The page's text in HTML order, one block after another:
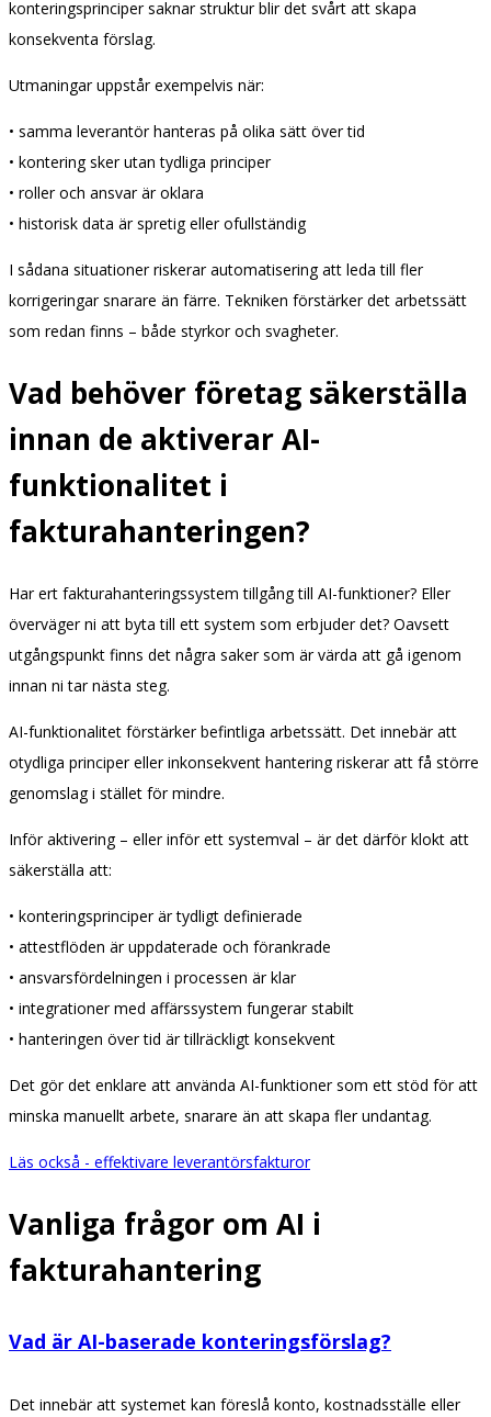
konteringsprinciper saknar struktur blir det svårt att skapa
konsekventa förslag.
Utmaningar uppstår exempelvis när:
• samma leverantör hanteras på olika sätt över tid
• kontering sker utan tydliga principer
• roller och ansvar är oklara
• historisk data är spretig eller ofullständig
I sådana situationer riskerar automatisering att leda till fler
korrigeringar snarare än färre. Tekniken förstärker det arbetssätt
som redan finns – både styrkor och svagheter.
Vad behöver företag säkerställa
innan de aktiverar AI-
funktionalitet i
fakturahanteringen?
Har ert fakturahanteringssystem tillgång till AI-funktioner? Eller
överväger ni att byta till ett system som erbjuder det? Oavsett
utgångspunkt finns det några saker som är värda att gå igenom
innan ni tar nästa steg.
AI-funktionalitet förstärker befintliga arbetssätt. Det innebär att
otydliga principer eller inkonsekvent hantering riskerar att få större
genomslag i stället för mindre.
Inför aktivering – eller inför ett systemval – är det därför klokt att
säkerställa att:
• konteringsprinciper är tydligt definierade
• attestflöden är uppdaterade och förankrade
• ansvarsfördelningen i processen är klar
• integrationer med affärssystem fungerar stabilt
• hanteringen över tid är tillräckligt konsekvent
Det gör det enklare att använda AI-funktioner som ett stöd för att
minska manuellt arbete, snarare än att skapa fler undantag.
Läs också - effektivare leverantörsfakturor
Vanliga frågor om AI i
fakturahantering
Vad är AI-baserade konteringsförslag?
Det innebär att systemet kan föreslå konto, kostnadsställe eller